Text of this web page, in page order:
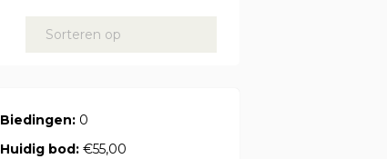
Sorteren op
Biedingen: 0
Huidig bod:€55,00